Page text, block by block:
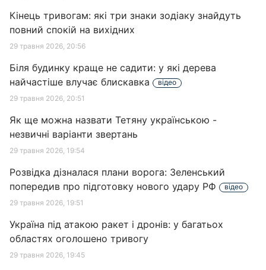
Кінець тривогам: які три знаки зодіаку знайдуть
повний спокій на вихідних
29 травня 2026, 20:56
Біля будинку краще не садити: у які дерева
найчастіше влучає блискавка
відео
29 травня 2026, 20:51
Як ще можна назвати Тетяну українською -
незвичні варіанти звертань
29 травня 2026, 19:54
Розвідка дізналася плани ворога: Зеленський
попередив про підготовку нового удару РФ
відео
29 травня 2026, 19:51
Україна під атакою ракет і дронів: у багатьох
областях оголошено тривогу
29 травня 2026, 19:45